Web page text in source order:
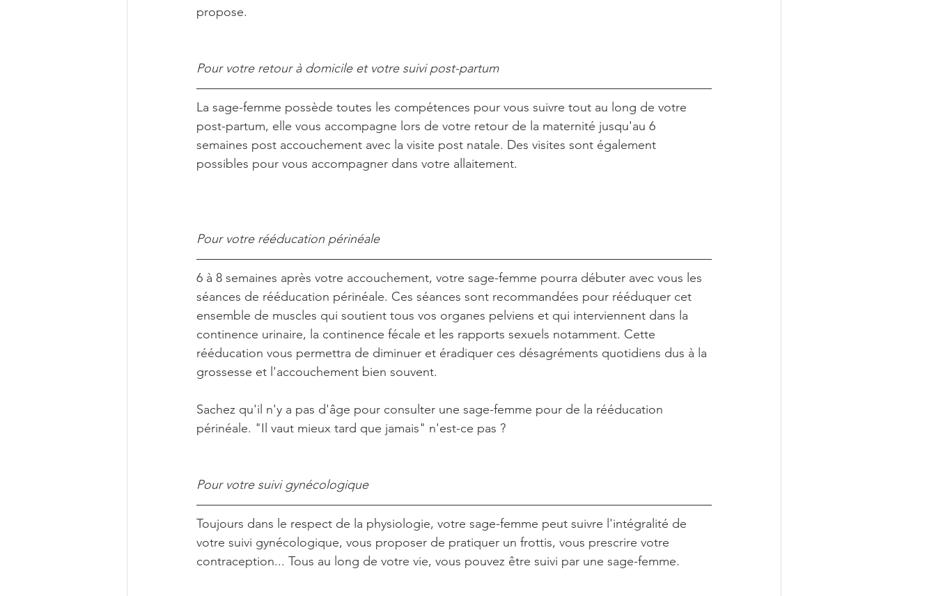
propose.
Pour votre retour à domicile et votre suivi post-partum
La sage-femme possède toutes les compétences pour vous suivre tout au long de votre
post-partum, elle vous accompagne lors de votre retour de la maternité jusqu'au 6
semaines post accouchement avec la visite post natale. Des visites sont également
possibles pour vous accompagner dans votre allaitement.
Pour votre rééducation périnéale
6 à 8 semaines après votre accouchement, votre sage-femme pourra débuter avec vous les
séances de rééducation périnéale. Ces séances sont recommandées pour rééduquer cet
ensemble de muscles qui soutient tous vos organes pelviens et qui interviennent dans la
continence urinaire, la continence fécale et les rapports sexuels notamment. Cette
rééducation vous permettra de diminuer et éradiquer ces désagréments quotidiens dus à la
grossesse et l'accouchement bien souvent.
Sachez qu'il n'y a pas d'âge pour consulter une sage-femme pour de la rééducation
périnéale. "Il vaut mieux tard que jamais" n'est-ce pas ?
Pour votre suivi gynécologique
Toujours dans le respect de la physiologie, votre sage-femme peut suivre l'intégralité de
votre suivi gynécologique, vous proposer de pratiquer un frottis, vous prescrire votre
contraception... Tous au long de votre vie, vous pouvez être suivi par une sage-femme.